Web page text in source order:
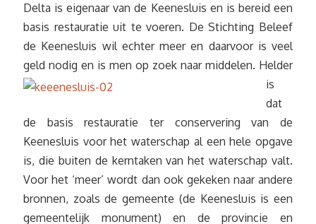
Delta is eigenaar van de Keenesluis en is bereid een
basis restauratie uit te voeren. De Stichting Beleef
de Keenesluis wil echter meer en daarvoor is veel
geld nodig en is men op zoek naar middelen. Helder
is
dat
de basis restauratie ter conservering van de
Keenesluis voor het waterschap al een hele opgave
is, die buiten de kerntaken van het waterschap valt.
Voor het ‘meer’ wordt dan ook gekeken naar andere
bronnen, zoals de gemeente (de Keenesluis is een
gemeentelijk monument) en de provincie en